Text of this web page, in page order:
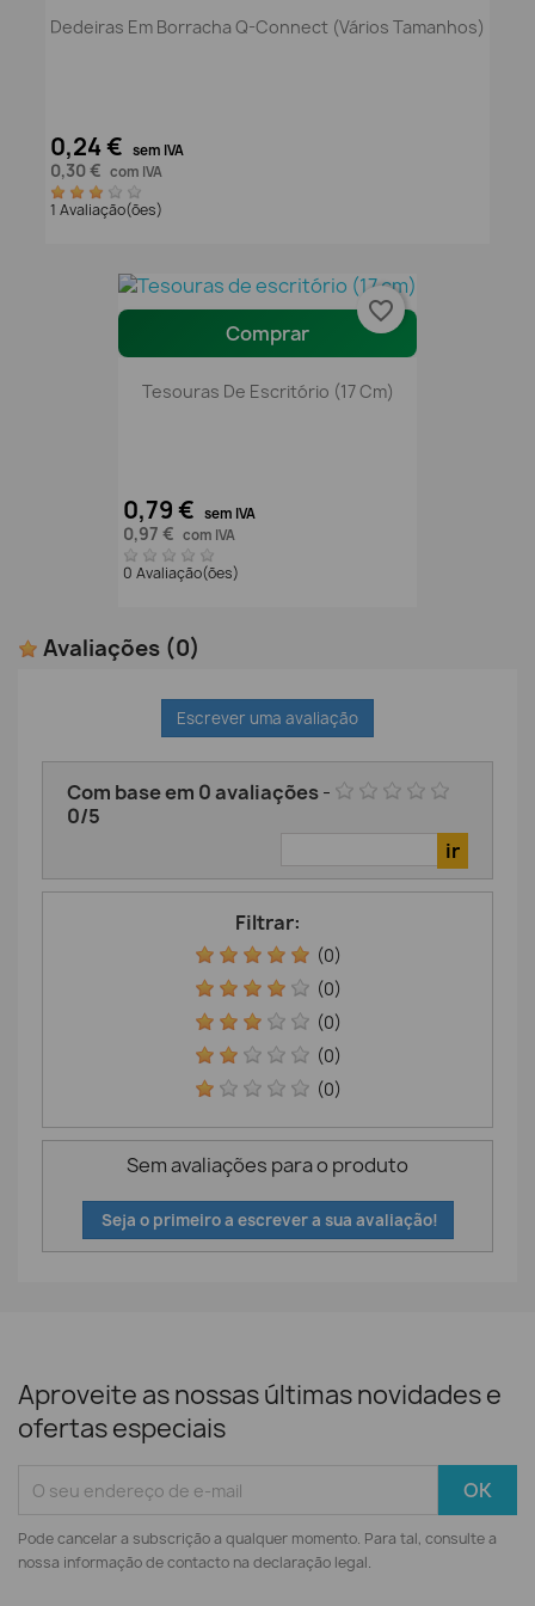
Dedeiras Em Borracha Q-Connect (Vários Tamanhos)
0,24 € sem IVA
0,30 € com IVA
1 Avaliação(ões)
Comprar
Tesouras De Escritório (17 Cm)
0,79 € sem IVA
0,97 € com IVA
0 Avaliação(ões)
favorite_border
Avaliações (0)
Escrever uma avaliação
Com base em 0avaliações-
0/5
Filtrar:
(0)
(0)
(0)
(0)
(0)
Sem avaliações para o produto
Seja o primeiro a escrever a sua avaliação!
Aproveite as nossas últimas novidades e
ofertas especiais
Pode cancelar a subscrição a qualquer momento. Para tal, consulte a
nossa informação de contacto na declaração legal.